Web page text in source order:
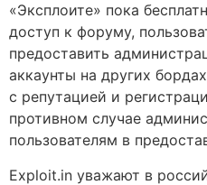
«Эксплоите» пока
доступ к форуму,
предоставить
аккаунты на других
с репутацией и
противном случае
пользователям в
Exploit.in уважают в